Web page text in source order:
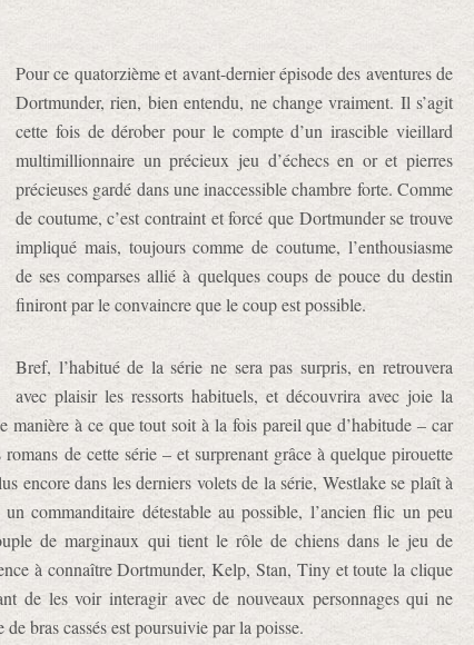
Pour ce quatorzième et avant-dernier épisode des aventures de
Dortmunder, rien, bien entendu, ne change vraiment. Il s’agit
cette fois de dérober pour le compte d’un irascible vieillard
multimillionnaire un précieux jeu d’échecs en or et pierres
précieuses gardé dans une inaccessible chambre forte. Comme
de coutume, c’est contraint et forcé que Dortmunder se trouve
impliqué mais, toujours comme de coutume, l’enthousiasme
de ses comparses allié à quelques coups de pouce du destin
finiront par le convaincre que le coup est possible.
Bref, l’habitué de la série ne sera pas surpris, en retrouvera
avec plaisir les ressorts habituels, et découvrira avec joie la
manière à ce que tout soit à la fois pareil que d’habitude – car
de cette série – et surprenant grâce à quelque pirouette
encore dans les derniers volets de la série, Westlake se plaît à
commanditaire détestable au possible, l’ancien flic un peu
de marginaux qui tient le rôle de chiens dans le jeu de
à connaître Dortmunder, Kelp, Stan, Tiny et toute la clique
de les voir interagir avec de nouveaux personnages qui ne
bras cassés est poursuivie par la poisse.